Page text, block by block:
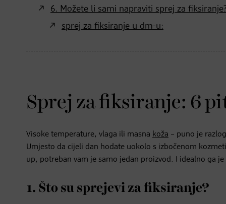
6. Možete li sami napraviti sprej za
sprej za fiksiranje u dm-u:
Sprej za fiksiranje: 6
Visoke temperature, vlaga ili masna koža – puno je
Umjesto da cijeli dan hodate uokolo s izbočenom
up, potreban vam je samo jedan proizvod. I idealno ga
1. Što su sprejevi za fiksiranje?